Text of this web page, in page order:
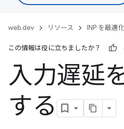
web.dev リソース INP を最適
この情報は役に立ちましたか？
入力遅延
する